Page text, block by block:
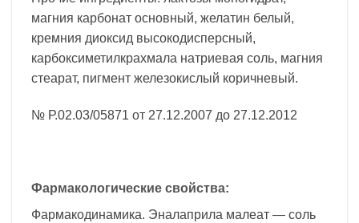
магния карбонат основный, желатин белый,
кремния диоксид высокодисперсный,
карбоксиметилкрахмала натриевая соль, магния
стеарат, пигмент железокислый коричневый.
№ Р.02.03/05871 от 27.12.2007 до 27.12.2012
Фармакологические свойства:
Фармакодинамика. Эналаприла малеат — соль